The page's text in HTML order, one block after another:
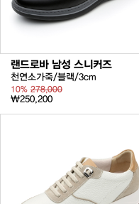
랜드로바 남성 스니커즈
천연소가죽/블랙/3cm
10% 278,000
₩250,200